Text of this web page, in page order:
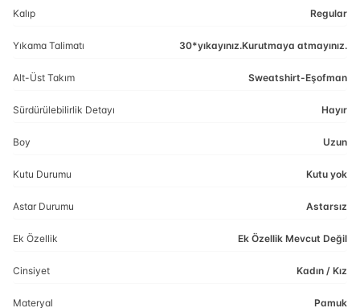
Kalıp Regular
Yıkama Talimatı 30*yıkayınız.Kurutmaya atmayınız.
Alt-Üst Takım Sweatshirt-Eşofman
Sürdürülebilirlik Detayı Hayır
Boy Uzun
Kutu Durumu Kutu yok
Astar Durumu Astarsız
Ek Özellik Ek Özellik Mevcut Değil
Cinsiyet Kadın / Kız
Materyal Pamuk